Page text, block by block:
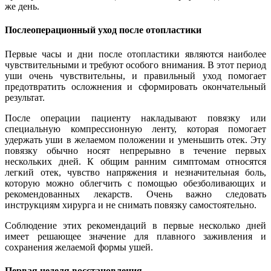
же день.
Послеоперационный уход после отопластики
Первые часы и дни после отопластики являются наиболее
чувствительными и требуют особого внимания. В этот период
уши очень чувствительны, и правильный уход помогает
предотвратить осложнения и сформировать окончательный
результат.
После операции пациенту накладывают повязку или
специальную компрессионную ленту, которая помогает
удержать уши в желаемом положении и уменьшить отек. Эту
повязку обычно носят непрерывно в течение первых
нескольких дней. К общим ранним симптомам относятся
легкий отек, чувство напряжения и незначительная боль,
которую можно облегчить с помощью обезболивающих и
рекомендованных лекарств. Очень важно следовать
инструкциям хирурга и не снимать повязку самостоятельно.
Соблюдение этих рекомендаций в первые несколько дней
имеет решающее значение для плавного заживления и
сохранения желаемой формы ушей.